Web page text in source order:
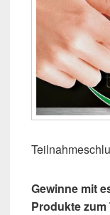
Gewinne mit
Produkte zum